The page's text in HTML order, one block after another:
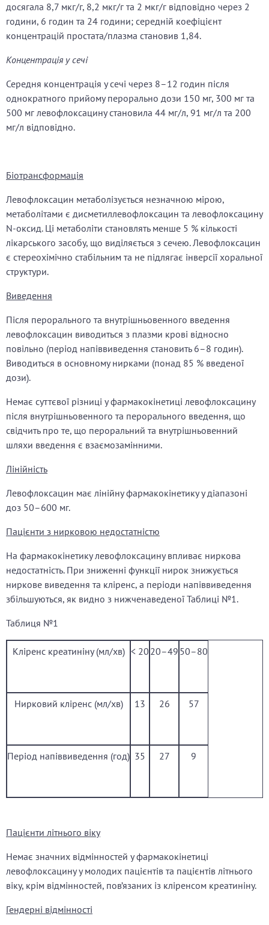
досягала 8,7 мкг/г, 8,2 мкг/г та 2 мкг/г відповідно через 2
години, 6 годин та 24 години; середній коефіцієнт
концентрацій простата/плазма становив 1,84.
Концентрація у сечі
Середня концентрація у сечі через 8–12 годин після
однократного прийому перорально дози 150 мг, 300 мг та
500 мг левофлоксацину становила 44 мг/л, 91 мг/л та 200
мг/л відповідно.
Біотрансформація
Левофлоксацин метаболізується незначною мірою,
метаболітами є дисметиллевофлоксацин та левофлоксацину
N-оксид. Ці метаболіти становлять менше 5 % кількості
лікарського засобу, що виділяється з сечею. Левофлоксацин
є стереохімічно стабільним та не підлягає інверсії хоральної
структури.
Виведення
Після перорального та внутрішньовенного введення
левофлоксацин виводиться з плазми крові відносно
повільно (період напіввиведення становить 6–8 годин).
Виводиться в основному нирками (понад 85 % введеної
дози).
Немає суттєвої різниці у фармакокінетиці левофлоксацину
після внутрішньовенного та перорального введення, що
свідчить про те, що пероральний та внутрішньовенний
шляхи введення є взаємозамінними.
Лінійність
Левофлоксацин має лінійну фармакокінетику у діапазоні
доз 50–600 мг.
Пацієнти з нирковою недостатністю
На фармакокінетику левофлоксацину впливає ниркова
недостатність. При зниженні функції нирок знижується
ниркове виведення та кліренс, а періоди напіввиведення
збільшуються, як видно з нижченаведеної Таблиці №1.
Таблиця №1
Кліренс креатиніну (мл/хв) < 20 20–49 50–80
Нирковий кліренс (мл/хв) 13 26 57
Період напіввиведення (год) 35 27 9
Пацієнти літнього віку
Немає значних відмінностей у фармакокінетиці
левофлоксацину у молодих пацієнтів та пацієнтів літнього
віку, крім відмінностей, пов’язаних із кліренсом креатиніну.
Гендерні відмінності